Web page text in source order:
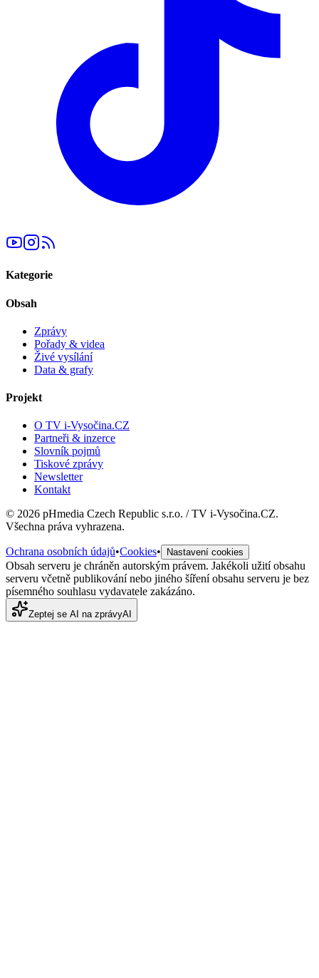
Kategorie
Obsah
Zprávy
Pořady & videa
Živé vysílání
Data & grafy
Projekt
O TV i-Vysočina.CZ
Partneři & inzerce
Slovník pojmů
Tiskové zprávy
Newsletter
Kontakt
© 2026 pHmedia Czech Republic s.r.o. / TV i-Vysočina.CZ.
Všechna práva vyhrazena.
Ochrana osobních údajů•Cookies• Nastavení cookies
Obsah serveru je chráněn autorským právem. Jakékoli užití obsahu
serveru včetně publikování nebo jiného šíření obsahu serveru je bez
písemného souhlasu vydavatele zakázáno.
Zeptej se AI na zprávyAI